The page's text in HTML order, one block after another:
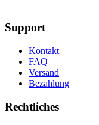
Support
Kontakt
FAQ
Versand
Bezahlung
Rechtliches